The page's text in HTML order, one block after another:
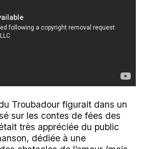
Troubadour figurait dans un
sur les contes de fées des
très appréciée du public
dédiée à une